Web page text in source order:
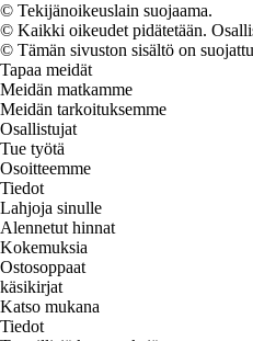
© Tekijänoikeuslain suojaama.
© Kaikki oikeudet pidätetään.
© Tämän sivuston sisältö on
Tapaa meidät
Meidän matkamme
Meidän tarkoituksemme
Osallistujat
Tue työtä
Osoitteemme
Tiedot
Lahjoja sinulle
Alennetut hinnat
Kokemuksia
Ostosoppaat
käsikirjat
Katso mukana
Tiedot